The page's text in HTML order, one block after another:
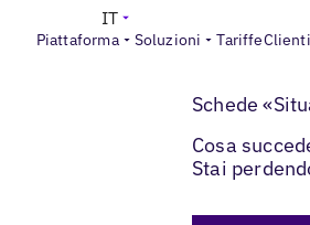
Piattaforma Soluzioni TariffeClienti
IT
Blogs>
Schede
Cosa
Stai